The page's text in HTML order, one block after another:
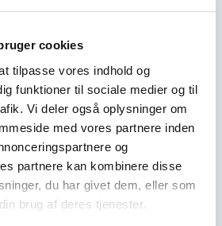
cookies
tilpasse vores indhold og
funktioner til sociale medier og til
Vi deler også oplysninger om
med vores partnere inden
og
partnere kan kombinere disse
du har givet dem, eller som
brug af deres tjenester.
penge og støt
Tjen penge til:
spejdergruppen/FDF’ere, m.fl.
Kontor
Tjenpengeogstoet.dk
Ejby Industrivej 91
DK – 2600 Glostrup
CVR: 19347508